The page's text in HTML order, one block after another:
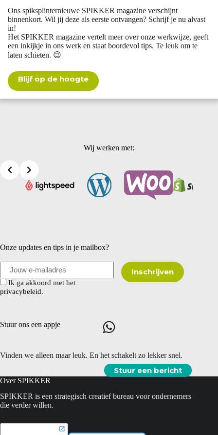
Ons spiksplinternieuwe SPIKKER magazine verschijnt
binnenkort. Wil jij deze als eerste ontvangen? Schrijf je nu alvast
in!
Het SPIKKER magazine vertelt meer over onze werkwijze, geeft
een inkijkje in ons werk en staat boordevol tips. Te leuk om te
laten schieten. 😉
Blijf op de hoogte
Wij werken met:
Onze updates en tips in je mailbox?
Ik ga akkoord met het
privacybeleid.
Stuur ons een appje
Vinden we alleen maar leuk. En het schakelt zo lekker snel.
Stuur een bericht
Over SPIKKER
SPIKKER is een strategisch creatief bureau voor ondernemers
die verder willen.